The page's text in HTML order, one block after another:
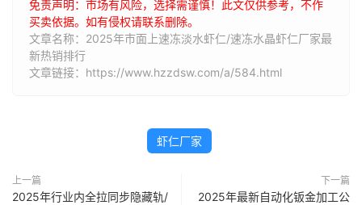
免责声明：市场有风险，选择需谨慎！此文仅供参考，不作
买卖依据。如有侵权请联系删除。
文章名称：2025年市面上速冻淡水虾仁/速冻水晶虾仁厂家最
新热销排行
文章链接：https://www.hzzdsw.com/a/584.html
虾仁厂家
上一篇
2025年行业内全拉同步隐藏轨/
下一篇
2025年最新自动化钣金加工公